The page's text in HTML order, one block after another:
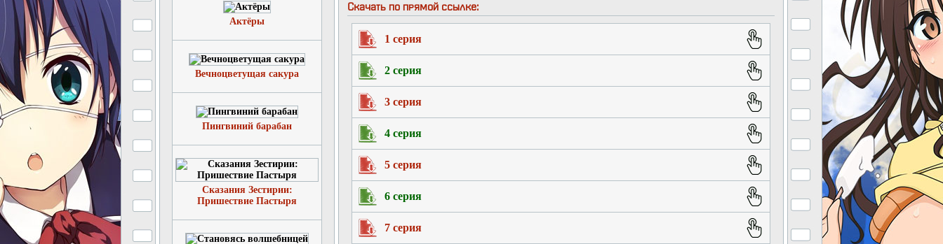
Актёры
Вечноцветущая сакура
Пингвиний барабан
Сказания Зестирии:
Пришествие Пастыря
Скачать по прямой ссылке:
1 серия
2 серия
3 серия
4 серия
5 серия
6 серия
7 серия